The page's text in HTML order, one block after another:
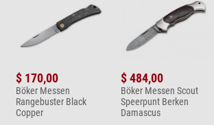
$ 170,00
Böker Messen
Rangebuster Black
Copper
$ 484,00
Böker Messen Scout
Speerpunt Berken
Damascus